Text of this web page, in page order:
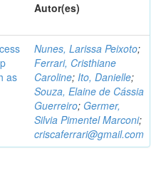
Autor(es)
as
Nunes, Larissa Peixoto;
Ferrari, Cristhiane
Caroline; Ito, Danielle;
Souza, Elaine de Cássia
Guerreiro; Germer,
Silvia Pimentel Marconi;
criscaferrari@gmail.com